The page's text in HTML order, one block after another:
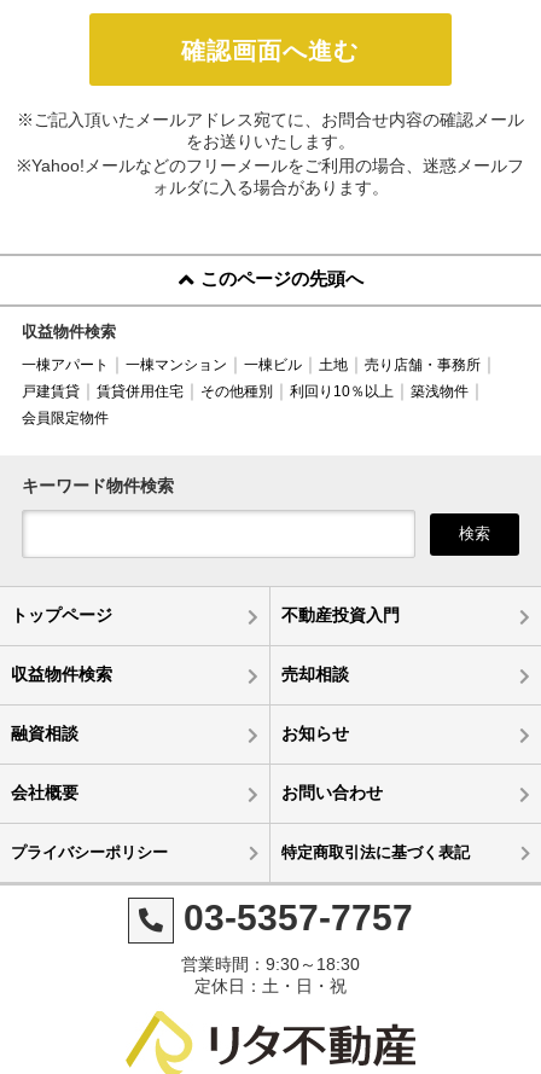
※ご記入頂いたメールアドレス宛てに、お問合せ内容の確認メール
をお送りいたします。
※Yahoo!メールなどのフリーメールをご利用の場合、迷惑メールフ
ォルダに入る場合があります。
このページの先頭へ
収益物件検索
一棟アパート 一棟マンション 一棟ビル 土地
売り店舗・事務所
戸建賃貸
賃貸併用住宅 その他種別 利回り10％以上
築浅物件
会員限定物件
キーワード物件検索
検索
トップページ 不動産投資入門
収益物件検索 売却相談
融資相談 お知らせ
会社概要 お問い合わせ
プライバシーポリシー 特定商取引法に基づく表記
03-5357-7757
営業時間：9:30～18:30
定休日：土・日・祝